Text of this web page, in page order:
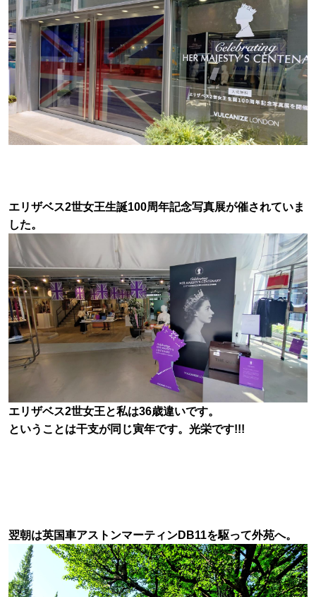
エリザベス2世女王生誕100周年記念写真展が催されていま
した。
エリザベス2世女王と私は36歳違いです。
ということは干支が同じ寅年です。光栄です!!!
翌朝は英国車アストンマーティンDB11を駆って外苑へ。